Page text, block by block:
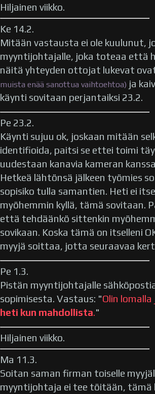
Hiljainen viikko.
Ke 14.2.
Mitään vastausta ei ole kuulunut,
myyntijohtajalle, joka toteaa että
näitä yhteyden ottojat lukevat
muista enää sanottua vaihtoehtoa) ja
käynti sovitaan perjantaiksi 23.2.
Pe 23.2.
Käynti sujuu ok, joskaan mitään
identifioida, paitsi se ettei toimi
uudestaan kanavia kameran
Hetkeä lähtönsä jälkeen työmies
sopisiko tulla samantien. Heti ei
myöhemmin kyllä, tämä sovitaan.
että tehdäänkö sittenkin
sovikaan. Koska tämä on itselleni
myyjä soittaa, jotta seuraavaa
Pe 1.3.
Pistän myyntijohtajalle
sopimisesta. Vastaus: "Olin
heti kun mahdollista."
Hiljainen viikko.
Ma 11.3.
Soitan saman firman toiselle
myyntijohtaja ei tee töitään, tämä